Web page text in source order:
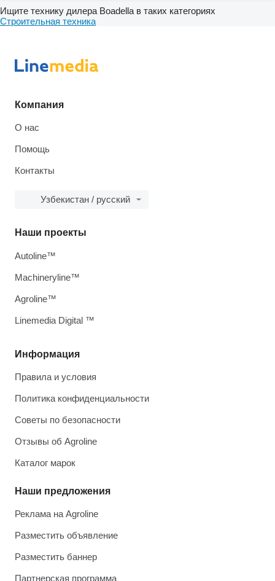
Ищите технику дилера Boadella в таких категориях
Строительная техника
Компания
О нас
Помощь
Контакты
Узбекистан / русский
Информация
Правила и условия
Политика конфиденциальности
Советы по безопасности
Отзывы об Agroline
Каталог марок
Наши предложения
Реклама на Agroline
Разместить объявление
Разместить баннер
Партнерская программа
Наши проекты
Autoline™
Machineryline™
Agroline™
Linemedia Digital ™